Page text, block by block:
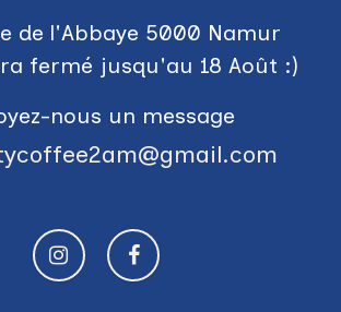
de l'Abbaye 5000 Namur
fermé jusqu'au 18 Août :)
nous un message